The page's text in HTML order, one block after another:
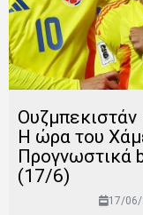
Η ώρα του
Προγνωστικά
(17/6)
17/06/